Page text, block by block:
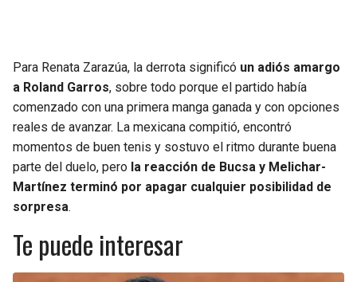
Para Renata Zarazúa, la derrota significó un adiós amargo
a Roland Garros, sobre todo porque el partido había
comenzado con una primera manga ganada y con opciones
reales de avanzar. La mexicana compitió, encontró
momentos de buen tenis y sostuvo el ritmo durante buena
parte del duelo, pero la reacción de Bucsa y Melichar-
Martínez terminó por apagar cualquier posibilidad de
sorpresa.
Te puede interesar